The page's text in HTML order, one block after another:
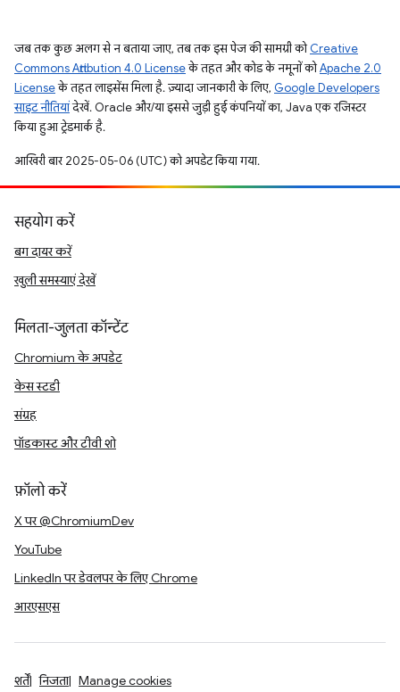
जब तक कुछ अलग से न बताया जाए, तब तक इस पेज की सामग्री कोCreative
Commons Attribution 4.0 Licenseके तहत और कोड के नमूनों कोApache 2.0
Licenseके तहत लाइसेंस मिला है. ज़्यादा जानकारी के लिए, Google Developers
साइट नीतियांदेखें. Oracle और/या इससे जुड़ी हुई कंपनियों का, Java एक रजिस्टर
किया हुआ ट्रेडमार्क है.
आखिरी बार 2025-05-06 (UTC) को अपडेट किया गया.
सहयोग करें
बग दायर करें
खुली समस्याएं देखें
मिलता-जुलता कॉन्टेंट
Chromium के अपडेट
केस स्टडी
संग्रह
पॉडकास्ट और टीवी शो
फ़ॉलो करें
X पर @ChromiumDev
YouTube
LinkedIn पर डेवलपर के लिए Chrome
आरएसएस
शर्तें निजता Manage cookies